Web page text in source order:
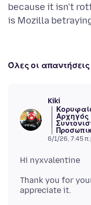
because it isn't
Όλες οι απαντήσεις
Kiki
6/1/26, 7:45
Thank you for